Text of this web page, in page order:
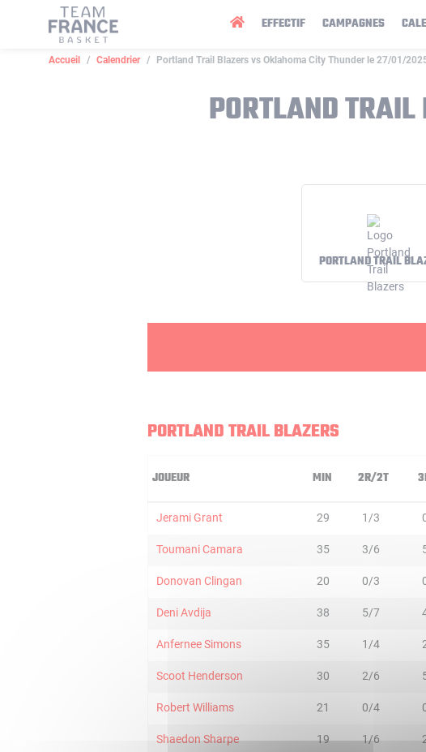
EFFECTIF CAMPAGNES
Accueil Calendrier Portland Trail Blazers vs Oklahoma City Thunder le 27/01/
PORTLAND
PORTLAND TRAIL
PORTLAND TRAIL BLAZERS
JOUEUR MIN 2R/2T
Jerami Grant 29 1/3
Toumani Camara 35 3/6
Donovan Clingan 20 0/3
Deni Avdija 38 5/7
Anfernee Simons 35 1/4
Scoot Henderson 30 2/6
Robert Williams 21 0/4
Shaedon Sharpe 19 1/6
Panneau de gestion des cookies